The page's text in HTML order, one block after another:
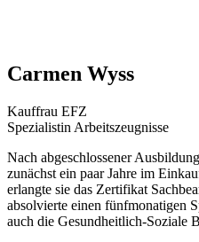
Carmen Wyss
Kauffrau EFZ
Spezialistin Arbeitszeugnisse
Nach abgeschlossener
zunächst ein paar Jahre im
erlangte sie das Zertifikat
absolvierte einen fünfmonatigen
auch die Gesundheitlich-Soziale